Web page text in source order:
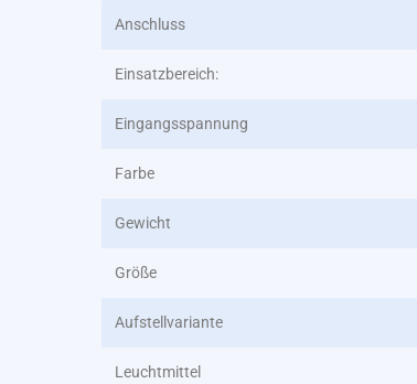
Anschluss
Einsatzbereich:
Eingangsspannung
Farbe
Gewicht
Größe
Aufstellvariante
Leuchtmittel